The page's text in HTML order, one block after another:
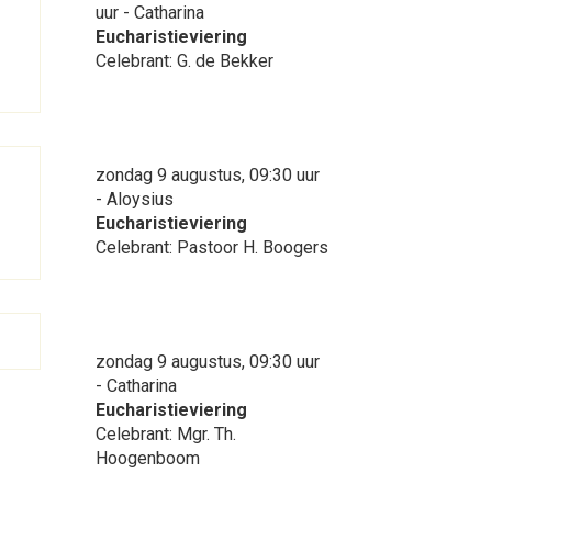
uur - Catharina
Eucharistieviering
Celebrant: G. de Bekker
zondag 9 augustus, 09:30 uur
- Aloysius
Eucharistieviering
Celebrant: Pastoor H. Boogers
zondag 9 augustus, 09:30 uur
- Catharina
Eucharistieviering
Celebrant: Mgr. Th.
Hoogenboom